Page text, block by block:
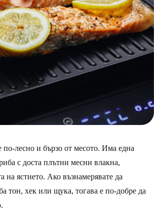
по-лесно и бързо от месото. Има една
с доста плътни месни влакна,
на ястието. Ако възнамерявате да
тон, хек или щука, тогава е по-добре да